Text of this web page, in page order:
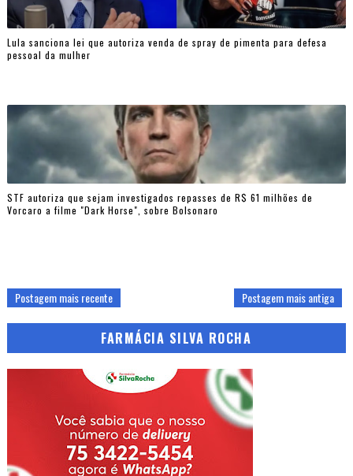
Lula sanciona lei que autoriza venda de spray de pimenta para defesa
pessoal da mulher
STF autoriza que sejam investigados repasses de R$ 61 milhões de
Vorcaro a filme "Dark Horse", sobre Bolsonaro
Postagem mais recente Postagem mais antiga
FARMÁCIA SILVA ROCHA